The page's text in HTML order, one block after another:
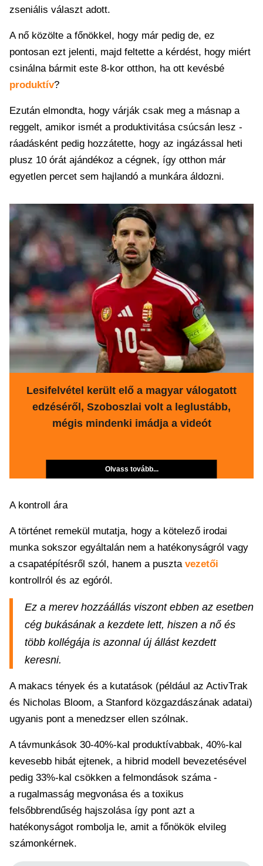
zseniális választ adott.
A nő közölte a főnökkel, hogy már pedig de, ez
pontosan ezt jelenti, majd feltette a kérdést, hogy miért
csinálna bármit este 8-kor otthon, ha ott kevésbé
produktív?
Ezután elmondta, hogy várják csak meg a másnap a
reggelt, amikor ismét a produktivitása csúcsán lesz -
ráadásként pedig hozzátette, hogy az ingázással heti
plusz 10 órát ajándékoz a cégnek, így otthon már
egyetlen percet sem hajlandó a munkára áldozni.
Lesifelvétel került elő a magyar válogatott
edzéséről, Szoboszlai volt a leglustább,
mégis mindenki imádja a videót
Olvass tovább...
A kontroll ára
A történet remekül mutatja, hogy a kötelező irodai
munka sokszor egyáltalán nem a hatékonyságról vagy
a csapatépítésről szól, hanem a puszta vezetői
kontrollról és az egóról.
Ez a merev hozzáállás viszont ebben az esetben
cég bukásának a kezdete lett, hiszen a nő és
több kollégája is azonnal új állást kezdett
keresni.
A makacs tények és a kutatások (például az ActivTrak
és Nicholas Bloom, a Stanford közgazdászának adatai)
ugyanis pont a menedzser ellen szólnak.
A távmunkások 30-40%-kal produktívabbak, 40%-kal
kevesebb hibát ejtenek, a hibrid modell bevezetésével
pedig 33%-kal csökken a felmondások száma -
a rugalmasság megvonása és a toxikus
felsőbbrendűség hajszolása így pont azt a
hatékonyságot rombolja le, amit a főnökök elvileg
számonkérnek.